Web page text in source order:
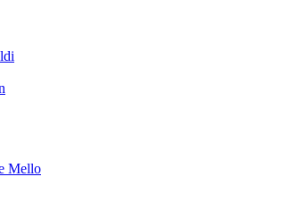
Mello